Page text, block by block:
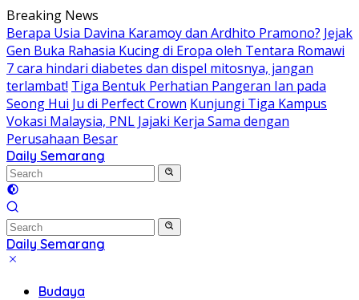
Skip
to
content
Breaking News
Berapa Usia Davina Karamoy dan Ardhito Pramono? Jejak
Gen Buka Rahasia Kucing di Eropa oleh Tentara Romawi
7 cara hindari diabetes dan dispel mitosnya, jangan
terlambat! Tiga Bentuk Perhatian Pangeran Ian pada
Seong Hui Ju di Perfect Crown Kunjungi Tiga Kampus
Vokasi Malaysia, PNL Jajaki Kerja Sama dengan
Perusahaan Besar
Daily Semarang
"Semarang
Hari
Ini:
Informasi
Terkini
untuk
Daily Semarang
"Semarang
Budaya